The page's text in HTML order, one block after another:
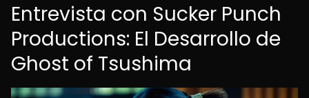
Entrevista con Sucker Punch
Productions: El Desarrollo de
Ghost of Tsushima